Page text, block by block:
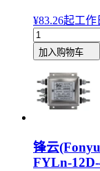
¥83.26起工作
加入购物车
锋云
FYLn-